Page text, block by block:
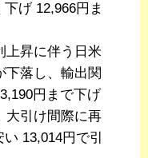
げ 12,966円ま
上昇に伴う日米
下落し、輸出関
円まで下げ
大引け間際に再
13,014円で引